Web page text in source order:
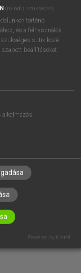
(mindig szükséges)
történő
és a felhasználók
sütik közé
beállításokat
alkalmazás
Powered by Klaro!